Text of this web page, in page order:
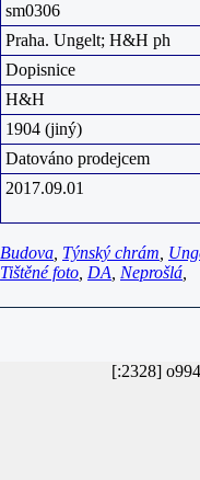
sm0306
Praha. Ungelt; H&H ph
Dopisnice
H&H
1904 (jiný)
Datováno prodejcem
2017.09.01
Budova Týnský chrám
Tištěné foto DA Neprošlá
[:2328]